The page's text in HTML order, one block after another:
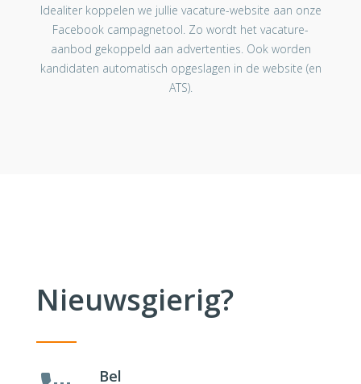
Idealiter koppelen we jullie vacature-website aan onze
Facebook campagnetool. Zo wordt het vacature-
aanbod gekoppeld aan advertenties. Ook worden
kandidaten automatisch opgeslagen in de website (en
ATS).
Nieuwsgierig?
Bel